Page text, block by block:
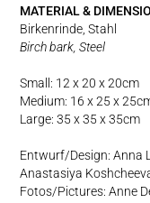
MATERIAL &
Birkenrinde, Stahl
Birch bark, Steel
Small: 12 x 20 x 20cm
Medium: 16 x 25 x
Large: 35 x 35 x 35cm
Entwurf/Design: Anna
Anastasiya
Fotos/Pictures: Anne